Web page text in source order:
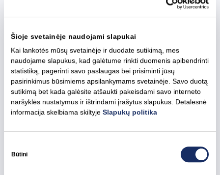
Šioje svetainėje naudojami slapukai
Kai lankotės mūsų svetainėje ir duodate sutikimą, mes
naudojame slapukus, kad galėtume rinkti duomenis apibendrinti
statistiką, pagerinti savo paslaugas bei prisiminti jūsų
pasirinkimus būsimiems apsilankymams svetainėje. Savo duotą
sutikimą bet kada galėsite atšaukti pakeisdami savo interneto
naršyklės nustatymus ir ištrindami įrašytus slapukus. Detalesnė
informacija skelbiama skiltyjeSlapukų politika
pasirinkimas
Būtini
Visos naujienos
Ignitis grupė
Socialinė atsakomybė